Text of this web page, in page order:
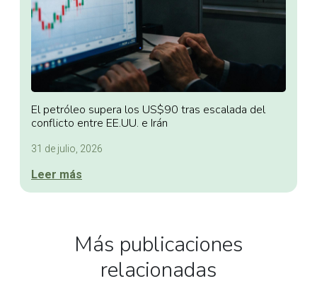
El petróleo supera los US$90 tras escalada del
conflicto entre EE.UU. e Irán
31 de julio, 2026
Leer más
Más publicaciones
relacionadas